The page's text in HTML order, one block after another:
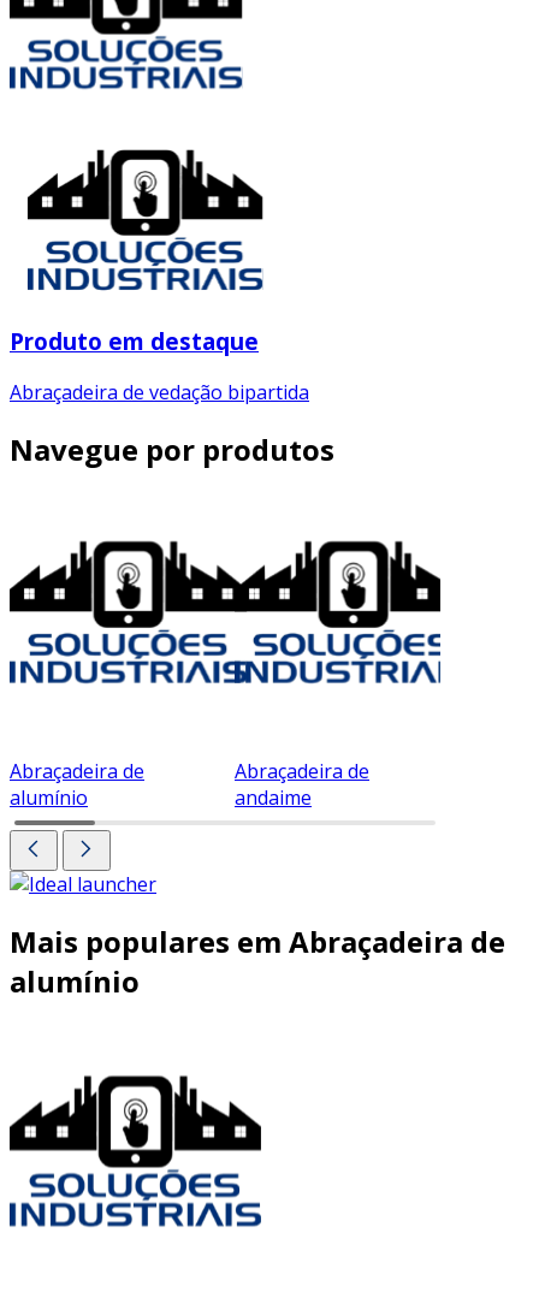
Produto em destaque
Abraçadeira de vedação bipartida
Navegue por produtos
Abraçadeira de
alumínio
Abraçadeira de
andaime
Mais populares em Abraçadeira de
alumínio